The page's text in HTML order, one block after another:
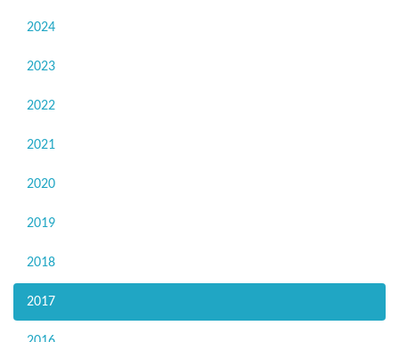
2024
2023
2022
2021
2020
2019
2018
2017